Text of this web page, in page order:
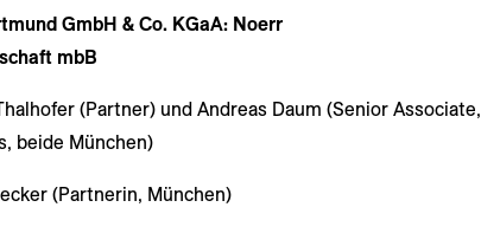
GmbH & Co. KGaA: Noerr
mbB
(Partner) und Andreas Daum (Senior Associate,
beide München)
(Partnerin, München)